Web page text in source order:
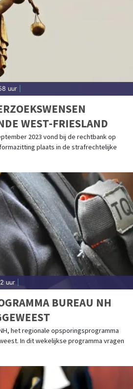
uur
WEST-FRIESLAND
2023 vond bij de rechtbank op
plaats in de strafrechtelijke
uur
BUREAU NH
het regionale opsporingsprogramma
In dit wekelijkse programma vragen